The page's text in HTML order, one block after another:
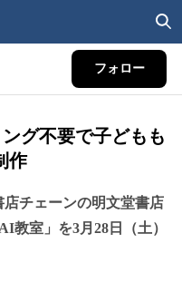
フォロー
グ不要で子どもも
作
チェーンの明文堂書店
教室」を3月28日（土）